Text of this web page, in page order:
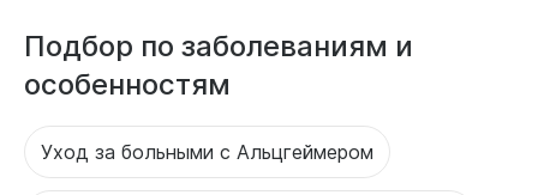
Подбор по заболеваниям и
особенностям
Уход за больными с Альцгеймером